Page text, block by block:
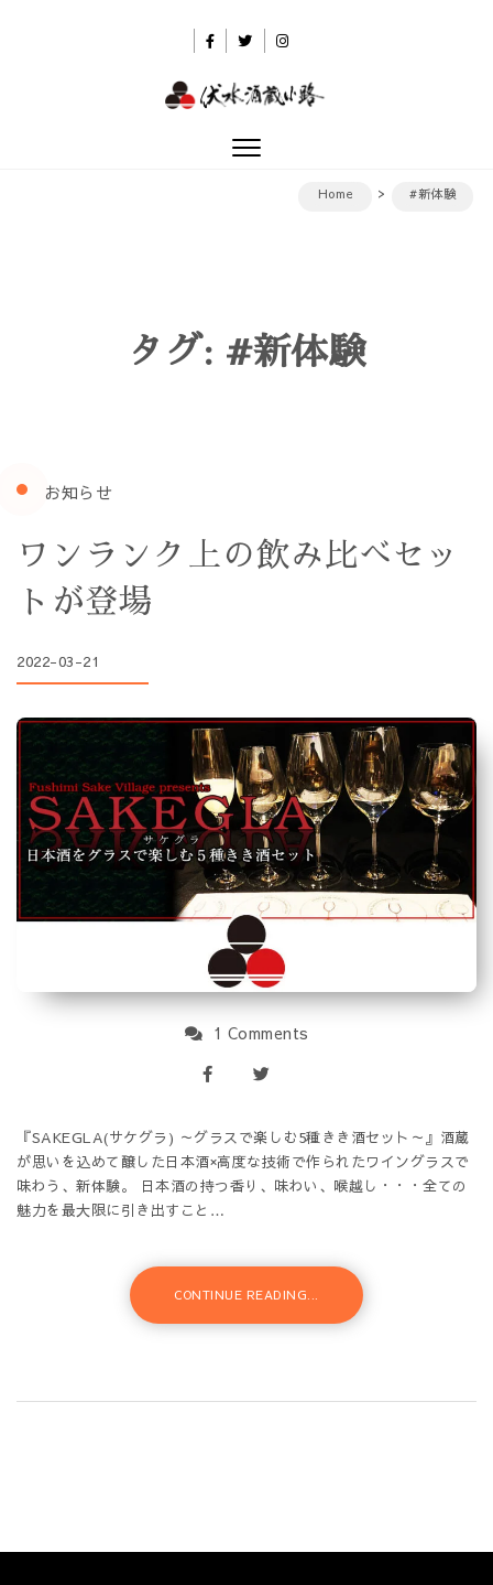
Toggle
Home
#新体験
タグ: #新体験
お知らせ
ワンランク上の飲み比べセッ
トが登場
2022-03-21
1 Comments
『SAKEGLA(サケグラ) ～グラスで楽しむ5種きき酒セット～』酒蔵
が思いを込めて醸した日本酒×高度な技術で作られたワイングラスで
味わう、新体験。 日本酒の持つ香り、味わい、喉越し・・・全ての
魅力を最大限に引き出すこと…
CONTINUE READING...